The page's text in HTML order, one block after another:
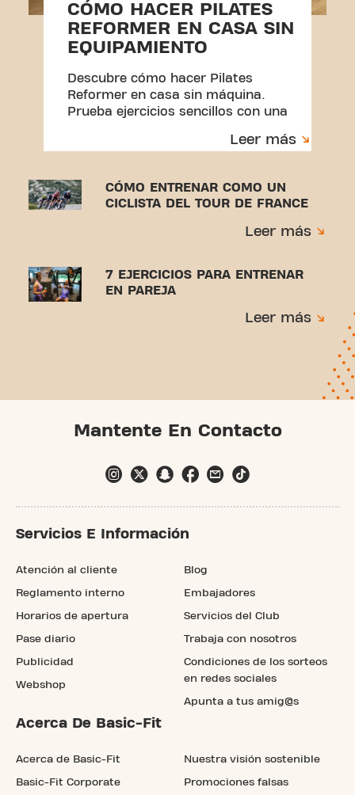
CÓMO HACER PILATES
REFORMER EN CASA SIN
EQUIPAMIENTO
Descubre cómo hacer Pilates
Reformer en casa sin máquina.
Prueba ejercicios sencillos con una
Leer más
CÓMO ENTRENAR COMO UN
CICLISTA DEL TOUR DE FRANCE
Leer más
7 EJERCICIOS PARA ENTRENAR
EN PAREJA
Leer más
Mantente En Contacto
Servicios E Información
Atención al cliente
Reglamento interno
Horarios de apertura
Pase diario
Publicidad
Webshop
Blog
Embajadores
Servicios del Club
Trabaja con nosotros
Condiciones de los sorteos
en redes sociales
Apunta a tus amig@s
Acerca De Basic-Fit
Acerca de Basic-Fit
Basic-Fit Corporate
Nuestra visión sostenible
Promociones falsas